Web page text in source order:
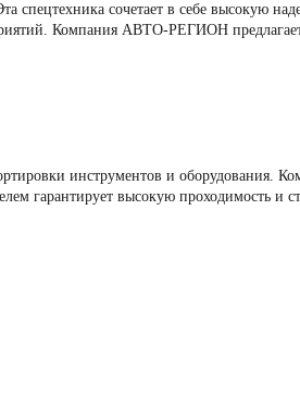
спецтехника сочетает в себе высокую
Компания АВТО-РЕГИОН
инструментов и оборудования.
гарантирует высокую проходимость и